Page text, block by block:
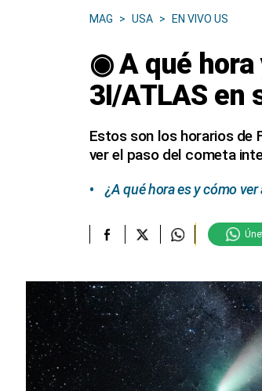
MAG > USA > EN VIVO US
◉ A qué hora
3I/ATLAS en
Estos son los horarios de
ver el paso del cometa
¿A qué hora es y cómo